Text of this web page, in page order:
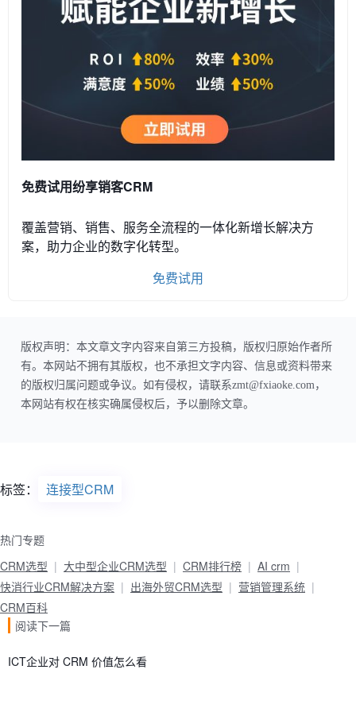
免费试用纷享销客CRM
覆盖营销、销售、服务全流程的一体化新增长解决方
案，助力企业的数字化转型。
免费试用
版权声明：本文章文字内容来自第三方投稿，版权归原始作者所
有。本网站不拥有其版权，也不承担文字内容、信息或资料带来
的版权归属问题或争议。如有侵权，请联系zmt@fxiaoke.com，
本网站有权在核实确属侵权后，予以删除文章。
标签： 连接型CRM
热门专题
CRM选型
大中型企业CRM选型 CRM排行榜
AI crm
快消行业CRM解决方案
出海外贸CRM选型
营销管理系统
CRM百科
阅读下一篇
ICT企业对 CRM 价值怎么看